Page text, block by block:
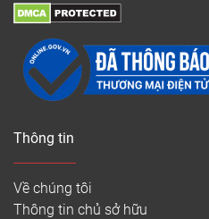
Thông tin
Về chúng tôi
Thông tin chủ sở hữu